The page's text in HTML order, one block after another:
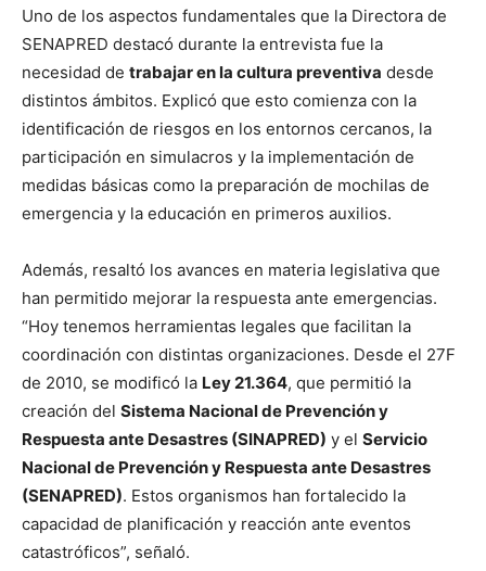
Uno de los aspectos fundamentales que la Directora de
SENAPRED destacó durante la entrevista fue la
necesidad de trabajar en la cultura preventiva desde
distintos ámbitos. Explicó que esto comienza con la
identificación de riesgos en los entornos cercanos, la
participación en simulacros y la implementación de
medidas básicas como la preparación de mochilas de
emergencia y la educación en primeros auxilios.
Además, resaltó los avances en materia legislativa que
han permitido mejorar la respuesta ante emergencias.
“Hoy tenemos herramientas legales que facilitan la
coordinación con distintas organizaciones. Desde el 27F
de 2010, se modificó la Ley 21.364, que permitió la
creación del Sistema Nacional de Prevención y
Respuesta ante Desastres (SINAPRED) y el Servicio
Nacional de Prevención y Respuesta ante Desastres
(SENAPRED). Estos organismos han fortalecido la
capacidad de planificación y reacción ante eventos
catastróficos”, señaló.